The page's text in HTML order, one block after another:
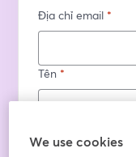
Địa chỉ email *
Tên *
We use cookies